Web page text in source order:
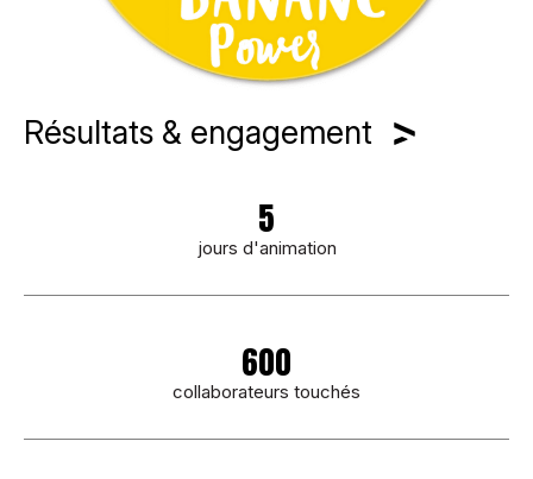
Résultats & engagement
5
jours d'animation
600
collaborateurs touchés